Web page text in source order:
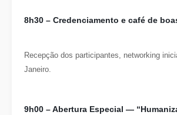
8h30 – Credenciamento e café de
Recepção dos participantes, networking
Janeiro.
9h00 –Abertura Especial —